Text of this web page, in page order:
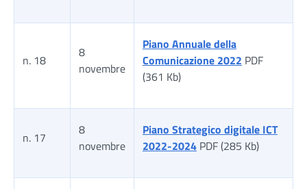
n. 18
8
novembre
Piano Annuale della
Comunicazione 2022 PDF
(361 Kb)
n. 17
8
novembre
Piano Strategico digitale ICT
2022-2024 PDF (285 Kb)